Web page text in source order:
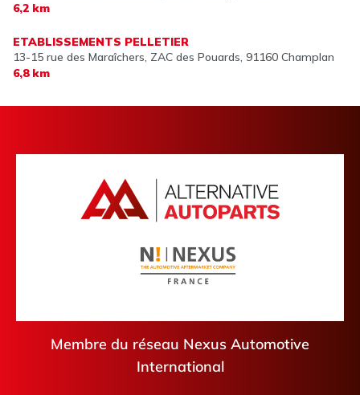
6,2 km
ETABLISSEMENTS PELLETIER
13-15 rue des Maraîchers, ZAC des Pouards, 91160 Champlan
6,8 km
Membre du réseau Nexus Automotive
International